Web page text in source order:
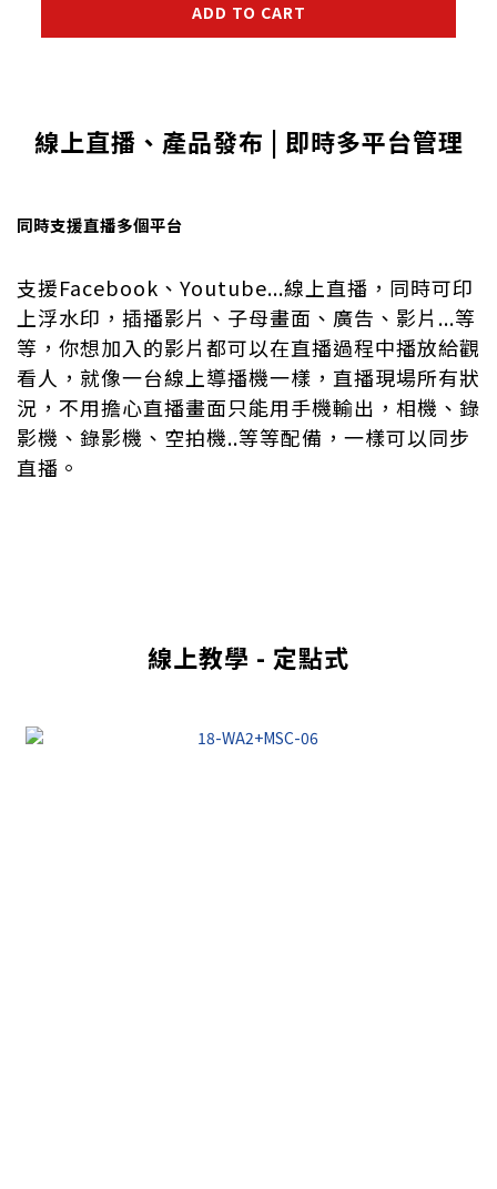
ADD TO CART
線上直播、產品發布 | 即時多平台管理
同時支援直播多個平台
支援Facebook、Youtube...線上直播，同時可印
上浮水印，插播影片、子母畫面、廣告、影片...等
等，你想加入的影片都可以在直播過程中播放給觀
看人，就像一台線上導播機一樣，直播現場所有狀
況，不用擔心直播畫面只能用手機輸出，相機、錄
影機、錄影機、空拍機..等等配備，一樣可以同步
直播。
線上教學 - 定點式